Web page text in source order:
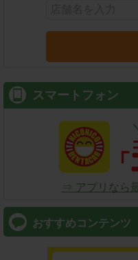
スマートフォン
⇒ アプリなら
おすすめコンテンツ